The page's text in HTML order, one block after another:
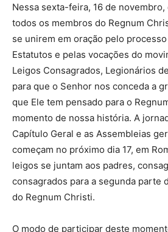
Nessa sexta-feira, 16 de
todos os membros do Regnum
se unirem em oração pelo
Estatutos e pelas vocações do
Leigos Consagrados, Legionários
para que o Senhor nos conceda a
que Ele tem pensado para o
momento de nossa história. A
Capítulo Geral e as Assembleias
começam no próximo dia 17, em
leigos se juntam aos padres,
consagrados para a segunda parte
do Regnum Christi.
O modo de participar deste